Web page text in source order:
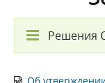
Решения